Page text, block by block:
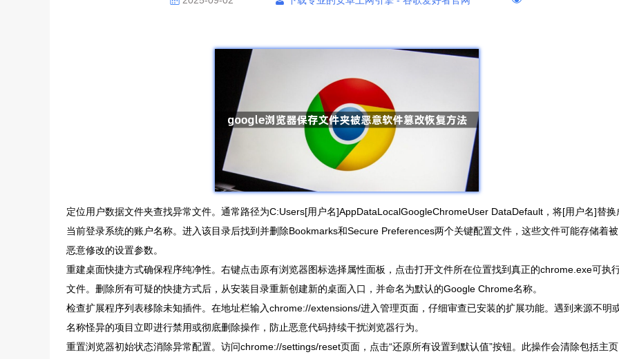
定位用户数据文件夹查找异常文件。通常路径为C:Users[用户名]AppDataLocalGoogleChromeUser DataDefault，将[用户名]替换
当前登录系统的账户名称。进入该目录后找到并删除Bookmarks和Secure Preferences两个关键配置文件，这些文件可能存储着被
恶意修改的设置参数。
重建桌面快捷方式确保程序纯净性。右键点击原有浏览器图标选择属性面板，点击打开文件所在位置找到真正的chrome.exe可执
文件。删除所有可疑的快捷方式后，从安装目录重新创建新的桌面入口，并命名为默认的Google Chrome名称。
检查扩展程序列表移除未知插件。在地址栏输入chrome://extensions/进入管理页面，仔细审查已安装的扩展功能。遇到来源不明
名称怪异的项目立即进行禁用或彻底删除操作，防止恶意代码持续干扰浏览器行为。
重置浏览器初始状态消除异常配置。访问chrome://settings/reset页面，点击“还原所有设置到默认值”按钮。此操作会清除包括主页